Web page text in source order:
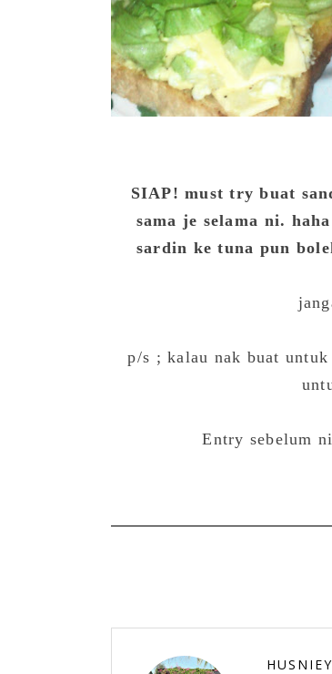
SIAP! must try buat
sama je selama ni.
sardin ke tuna pun
p/s ; kalau nak buat
Entry sebelum